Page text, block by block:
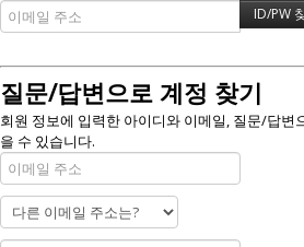
질문/답변으로 계정 찾기
회원 정보에 입력한 아이디와 이메일, 질문/답변
을 수 있습니다.